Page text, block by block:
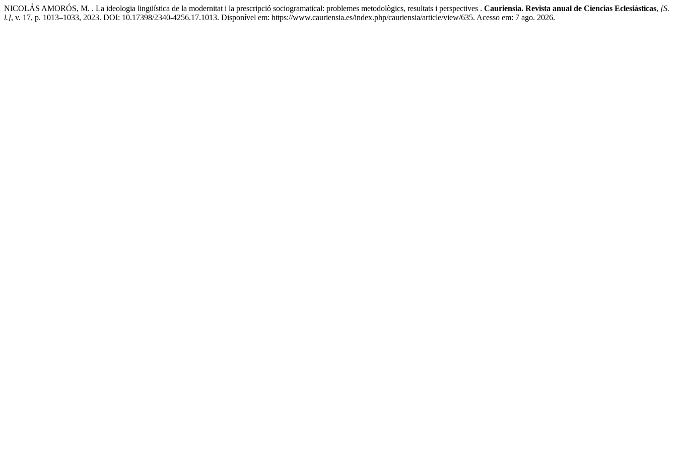
NICOLÁS AMORÓS, M. . La ideologia lingüística de la modernitat i la prescripció sociogramatical: problemes metodològics, resultats i perspectives . Cauriensia. Revista anual de Ciencias Eclesiásticas, [S.
l.], v. 17, p. 1013–1033, 2023. DOI: 10.17398/2340-4256.17.1013. Disponível em: https://www.cauriensia.es/index.php/cauriensia/article/view/635. Acesso em: 7 ago. 2026.